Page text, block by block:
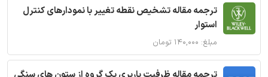
ترجمه مقاله تشخیص نقطه تغییر با نمودارهای کنترل
استوار
مبلغ: ۱۴۰,۰۰۰ تومان